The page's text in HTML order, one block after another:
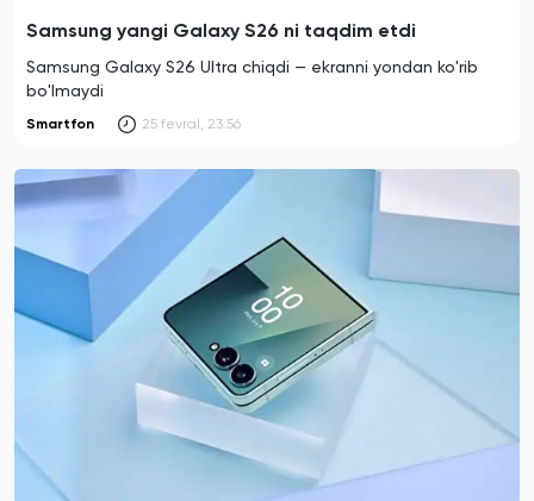
Samsung yangi Galaxy S26 ni taqdim etdi
Samsung Galaxy S26 Ultra chiqdi — ekranni yondan ko'rib
bo'lmaydi
Smartfon 25 fevral, 23:56